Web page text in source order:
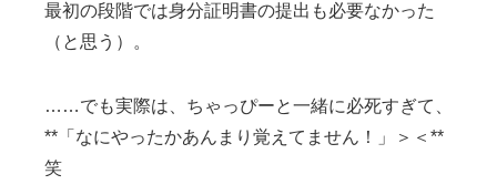
最初の段階では身分証明書の提出も必要なかった
（と思う）。
……でも実際は、ちゃっぴーと一緒に必死すぎて、
**「なにやったかあんまり覚えてません！」＞＜**
笑